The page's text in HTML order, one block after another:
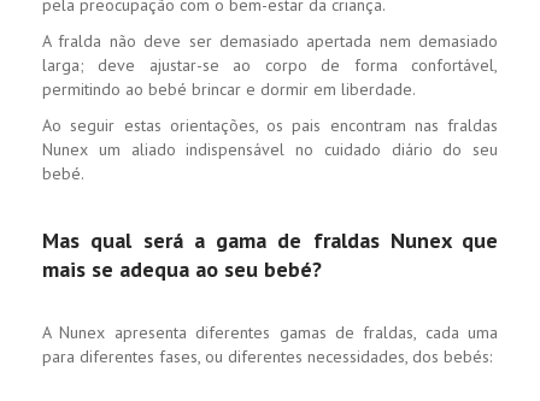
pela preocupação com o bem-estar da criança.
A fralda não deve ser demasiado apertada nem demasiado
larga; deve ajustar-se ao corpo de forma confortável,
permitindo ao bebé brincar e dormir em liberdade.
Ao seguir estas orientações, os pais encontram nas fraldas
Nunex um aliado indispensável no cuidado diário do seu
bebé.
Mas qual será a gama de fraldas Nunex que
mais se adequa ao seu bebé?
A Nunex apresenta diferentes gamas de fraldas, cada uma
para diferentes fases, ou diferentes necessidades, dos bebés: